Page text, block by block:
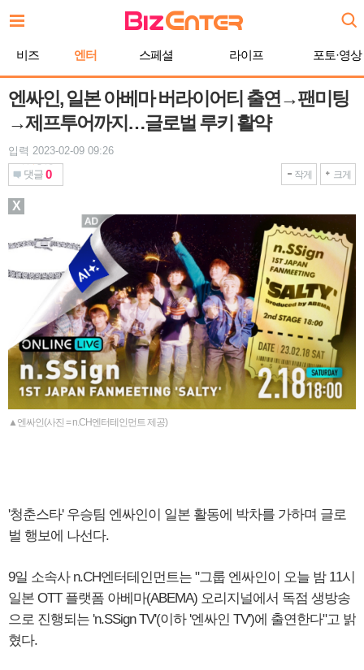
문
비즈 엔터 스페셜 라이프 포토·영상
엔싸인, 일본 아베마 버라이어티 출연→팬미팅
→제프투어까지…글로벌 루키 활약
입력 2023-02-09 09:26
댓글 0 작게 크게
▲엔싸인(사진 = n.CH엔터테인먼트 제공)
'청춘스타' 우승팀 엔싸인이 일본 활동에 박차를 가하며 글로
벌 행보에 나선다.
9일 소속사 n.CH엔터테인먼트는 "그룹 엔싸인이 오늘 밤 11시
일본 OTT 플랫폼 아베마(ABEMA) 오리지널에서 독점 생방송
으로 진행되는 'n.SSign TV'(이하 '엔싸인 TV')에 출연한다"고 밝
혔다.
X